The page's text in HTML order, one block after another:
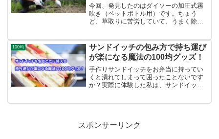
今回、発見したのはダイソーの加圧式霧
吹き（ペットボトル用）です。ちょう
ど、草取りに苦労していて、うまく除草
足しました。同じような悩みを持ってい
る方に私の体験談が参考になれば、うれ
しいです。
100均
サンドイッチの包み方で持ち運び
が楽になる魔法の100均グッズ！
手作りサンドイッチをお弁当に持ってい
くと潰れてしまって困ったことないです
か？実際に体験した私は、サンドイッチ
きる100均グッズをご紹介します。
スポンサーリンク